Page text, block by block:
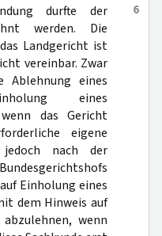
6
durfte der
werden. Die
Landgericht ist
vereinbar. Zwar
Ablehnung eines
eines
wenn das Gericht
eigene
nach der
Einholung eines
dem Hinweis auf
wenn